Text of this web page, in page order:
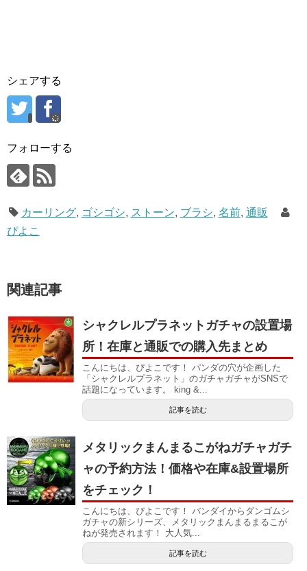
シェアする
フォローする
カーリング, ゴシゴシ, ストーン, ブラシ, 名前, 通販
ぴよこ
関連記事
シャクレルプラネットガチャの設置場
所！在庫と通販での購入先まとめ
こんにちは、ぴよこです！ パンダの穴が企画した
「シャクレルプラネット」のガチャガチャがSNSで
話題になっています。 king &...
記事を読む
メタリックまんまるこがねガチャガチ
ャの予約方法！価格や在庫&設置場所
をチェック！
こんにちは、ぴよこです！ バンダイからダンゴムシ
ガチャの新シリーズ、メタリックまんまるまるこが
ねが発売されます！ 大人気...
記事を読む